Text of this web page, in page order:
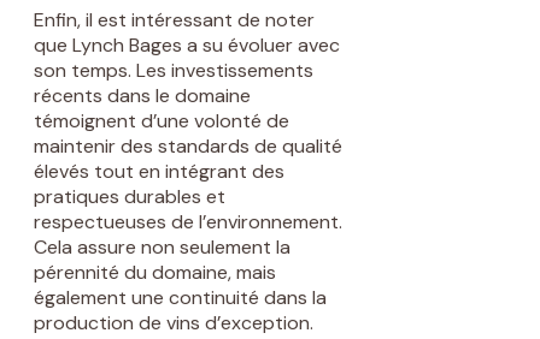
Enfin, il est intéressant de noter
que Lynch Bages a su évoluer avec
son temps. Les investissements
récents dans le domaine
témoignent d’une volonté de
maintenir des standards de qualité
élevés tout en intégrant des
pratiques durables et
respectueuses de l’environnement.
Cela assure non seulement la
pérennité du domaine, mais
également une continuité dans la
production de vins d’exception.